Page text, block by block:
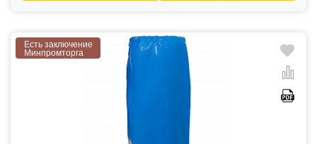
Есть заключение
Минпромторга